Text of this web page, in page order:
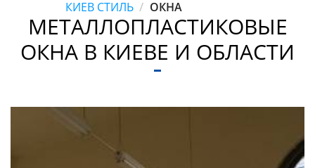
КИЕВ СТИЛЬ ОКНА
МЕТАЛЛОПЛАСТИКОВЫЕ
ОКНА В КИЕВЕ И ОБЛАСТИ